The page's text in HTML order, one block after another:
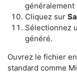
généralement
Cliquez sur
Sélectionnez
généré.
​Ouvrez le fichier
standard comme